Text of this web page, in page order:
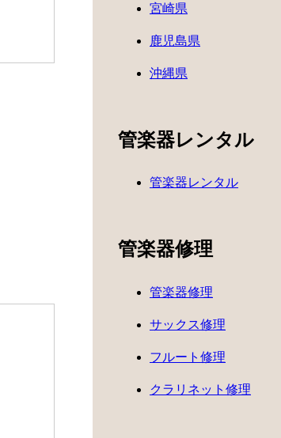
宮崎県
鹿児島県
沖縄県
管楽器レンタル
管楽器レンタル
管楽器修理
管楽器修理
サックス修理
フルート修理
クラリネット修理